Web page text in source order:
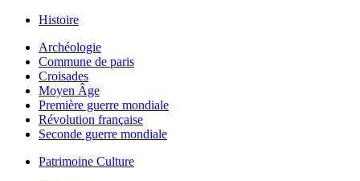
Histoire
Archéologie
Commune de paris
Croisades
Moyen Âge
Première guerre mondiale
Révolution française
Seconde guerre mondiale
Patrimoine Culture